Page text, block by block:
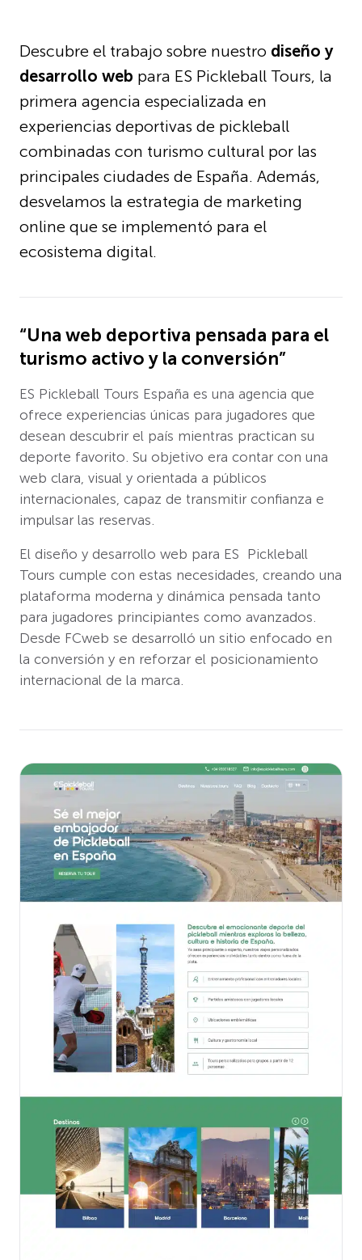
Descubre el trabajo sobre nuestro diseño y
desarrollo web para ES Pickleball Tours, la
primera agencia especializada en
experiencias deportivas de pickleball
combinadas con turismo cultural por las
principales ciudades de España. Además,
desvelamos la estrategia de marketing
online que se implementó para el
ecosistema digital.
“Una web deportiva pensada para el
turismo activo y la conversión”
ES Pickleball Tours España es una agencia que
ofrece experiencias únicas para jugadores que
desean descubrir el país mientras practican su
deporte favorito. Su objetivo era contar con una
web clara, visual y orientada a públicos
internacionales, capaz de transmitir confianza e
impulsar las reservas.
El diseño y desarrollo web para ES Pickleball
Tours cumple con estas necesidades, creando una
plataforma moderna y dinámica pensada tanto
para jugadores principiantes como avanzados.
Desde FCweb se desarrolló un sitio enfocado en
la conversión y en reforzar el posicionamiento
internacional de la marca.